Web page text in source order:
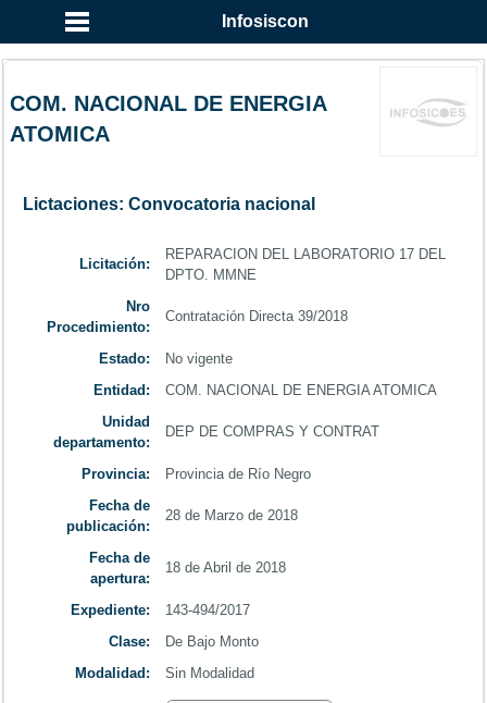
Infosiscon
COM. NACIONAL DE ENERGIA
ATOMICA
Lictaciones: Convocatoria nacional
Licitación:
REPARACION DEL LABORATORIO 17 DEL
DPTO. MMNE
Nro
Procedimiento:
Contratación Directa 39/2018
Estado:
No vigente
Entidad:
COM. NACIONAL DE ENERGIA ATOMICA
Unidad
departamento:
DEP DE COMPRAS Y CONTRAT
Provincia:
Provincia de Río Negro
Fecha de
publicación:
28 de Marzo de 2018
Fecha de
apertura:
18 de Abril de 2018
Expediente:
143-494/2017
Clase:
De Bajo Monto
Modalidad:
Sin Modalidad